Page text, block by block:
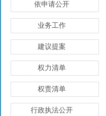
依申请公开
业务工作
建议提案
权力清单
权责清单
行政执法公开